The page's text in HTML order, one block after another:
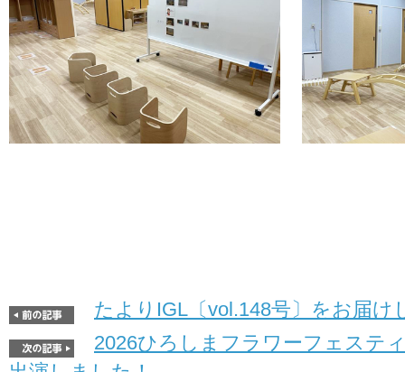
たよりIGL〔vol.148号〕をお届け
2026ひろしまフラワーフェステ